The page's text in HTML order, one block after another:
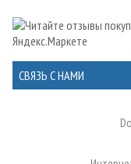
СВЯЗЬ С НАМИ